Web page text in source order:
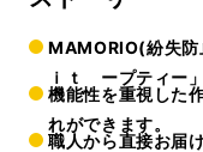
MAMORIO(紛失防
ｉｔ ープティー
機能性を重視した
れができます。
職人から直接お届